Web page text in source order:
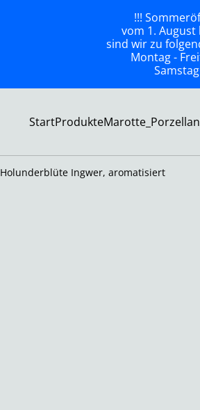
!!!
vom 1. August
sind wir zu
Montag -
StartProdukteMarotte_Porzellan
Holunderblüte Ingwer, aromatisiert